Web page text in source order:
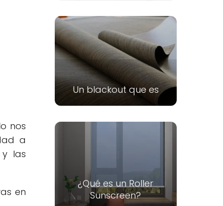
nos
a
y las
en
Un blackout que es
¿Qué es un Roller
Sunscreen?